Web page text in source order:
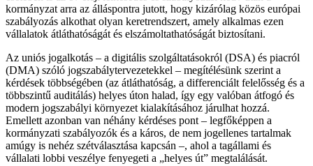
kormányzat arra az álláspontra jutott, hogy kizárólag közös európai
szabályozás alkothat olyan keretrendszert, amely alkalmas ezen
vállalatok átláthatóságát és elszámoltathatóságát biztosítani.
Az uniós jogalkotás – a digitális szolgáltatásokról (DSA) és piacról
(DMA) szóló jogszabálytervezetekkel – megítélésünk szerint a
kérdések többségében (az átláthatóság, a differenciált felelősség és a
többszintű auditálás) helyes úton halad, így egy valóban átfogó és
modern jogszabályi környezet kialakításához járulhat hozzá.
Emellett azonban van néhány kérdéses pont – legfőképpen a
kormányzati szabályozók és a káros, de nem jogellenes tartalmak
amúgy is nehéz szétválasztása kapcsán –, ahol a tagállami és
vállalati lobbi veszélye fenyegeti a „helyes út” megtalálását.